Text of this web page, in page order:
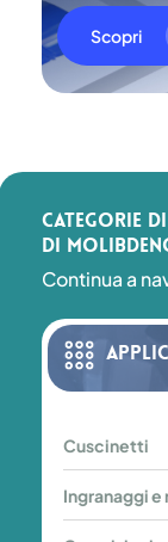
Scopri
Categorie
di
Continua a
Cuscinetti
e
riduttori
Ingranaggi